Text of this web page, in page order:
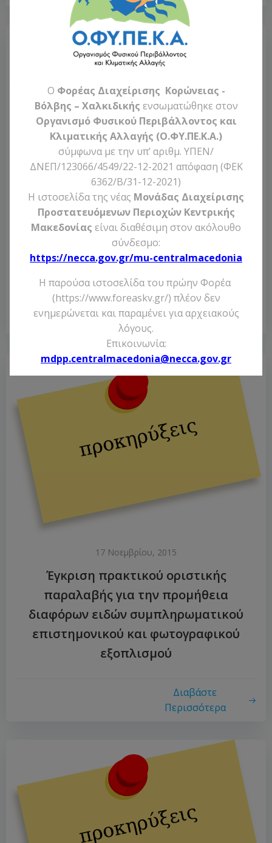
17 Νοεμβρίου, 2015
Εκδήλωση ενδιαφέροντος για την
προμήθεια ειδών εστίασης
Διαβάστε
Περισσότερα
17 Νοεμβρίου, 2015
Έγκριση πρακτικού οριστικής
παραλαβής για την προμήθεια
διαφόρων ειδών συμπληρωματικού
επιστημονικού και φωτογραφικού
εξοπλισμού
Διαβάστε
Περισσότερα
O Φορέας Διαχείρισης Κορώνειας -
Βόλβης – Χαλκιδικής ενσωματώθηκε στον
Οργανισμό Φυσικού Περιβάλλοντος και
Κλιματικής Αλλαγής (Ο.ΦΥ.ΠΕ.Κ.Α.)
σύμφωνα με την υπ’ αριθμ. ΥΠΕΝ/
ΔΝΕΠ/123066/4549/22-12-2021 απόφαση (ΦΕΚ
6362/Β/31-12-2021)
Η ιστοσελίδα της νέας Μονάδας Διαχείρισης
Προστατευόμενων Περιοχών Κεντρικής
Μακεδονίας είναι διαθέσιμη στον ακόλουθο
σύνδεσμο:
https://necca.gov.gr/mu-centralmacedonia
Η παρούσα ιστοσελίδα του πρώην Φορέα
(https://www.foreaskv.gr/) πλέον δεν
ενημερώνεται και παραμένει για αρχειακούς
λόγους.
Επικοινωνία:
mdpp.centralmacedonia@necca.gov.gr